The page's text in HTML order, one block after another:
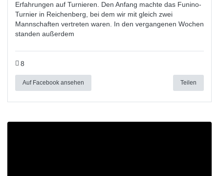
Erfahrungen auf Turnieren. Den Anfang machte das Funino-
Turnier in Reichenberg, bei dem wir mit gleich zwei
Mannschaften vertreten waren. In den vergangenen Wochen
standen außerdem
8
Auf Facebook ansehen Teilen